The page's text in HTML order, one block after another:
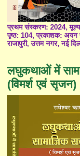
प्रथम संस्करण: 2024,
पृष्ठ: 104, प्रकाशक:
राजापुरी, उत्तम नगर, नई
लघुकथाओं में
(विमर्श एवं सृजन)